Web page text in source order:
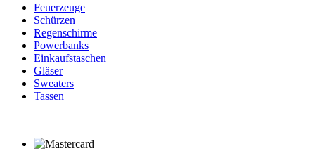
Feuerzeuge
Schürzen
Regenschirme
Powerbanks
Einkaufstaschen
Gläser
Sweaters
Tassen